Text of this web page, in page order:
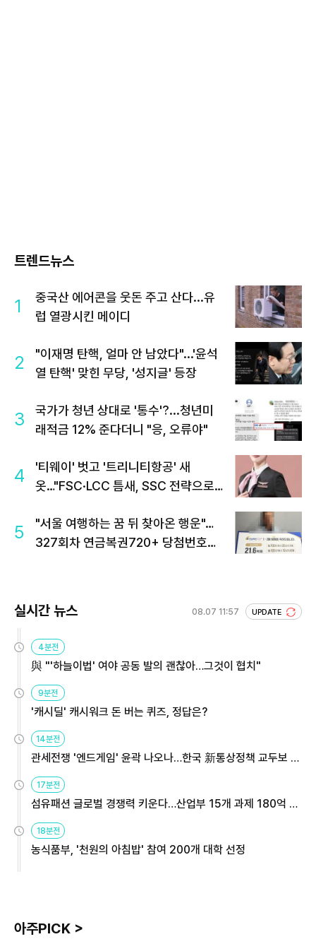
트렌드뉴스
1
중국산 에어콘을 웃돈 주고 산다...유
럽 열광시킨 메이디
2
"이재명 탄핵, 얼마 안 남았다"...'윤석
열 탄핵' 맞힌 무당, '성지글' 등장
3
국가가 청년 상대로 '통수'?...청년미
래적금 12% 준다더니 "응, 오류야"
4
'티웨이' 벗고 '트리니티항공' 새
옷…"FSC·LCC 틈새, SSC 전략으로
5
"서울 여행하는 꿈 뒤 찾아온 행운"…
327회차 연금복권720+ 당첨번호조
실시간 뉴스 08.07 11:57 UPDATE
4분전
與 "'하늘이법' 여야 공동 발의 괜찮아…그것이 협치"
9분전
'캐시딜' 캐시워크 돈 버는 퀴즈, 정답은?
14분전
관세전쟁 '엔드게임' 윤곽 나오나…한국 新통상정책 교두보 활
17분전
섬유패션 글로벌 경쟁력 키운다…산업부 15개 과제 180억 지
18분전
농식품부, '천원의 아침밥' 참여 200개 대학 선정
아주PICK >